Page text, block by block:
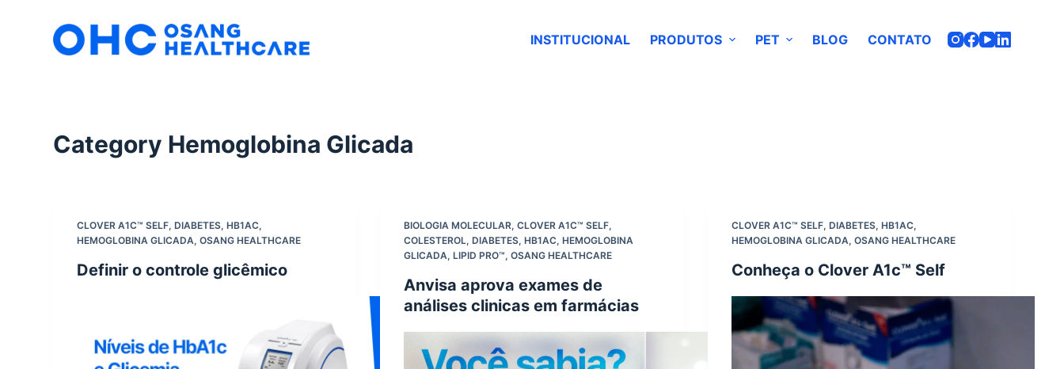
INSTITUCIONAL PRODUTOS PET BLOG CONTATO
Category Hemoglobina Glicada
CLOVER A1C™ SELF,DIABETES,HB1AC,
HEMOGLOBINA GLICADA,OSANG HEALTHCARE
Definir o controle glicêmico
BIOLOGIA MOLECULAR,CLOVER A1C™ SELF,
COLESTEROL,DIABETES,HB1AC,HEMOGLOBINA
GLICADA,LIPID PRO™,OSANG HEALTHCARE
Anvisa aprova exames de
análises clinicas em farmácias
CLOVER A1C™ SELF, DIABETES, HB1AC,
HEMOGLOBINA GLICADA, OSANG HEALTHCARE
Conheça o Clover A1c™ Self